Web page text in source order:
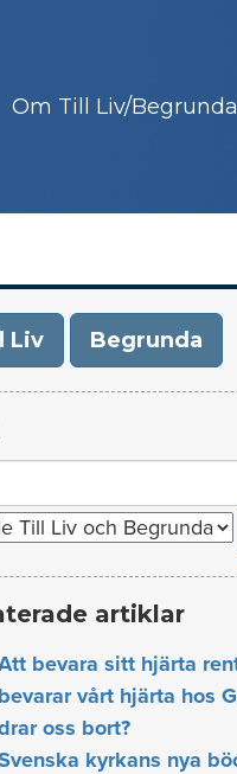
Om Till Liv/Begrunda
Liv Begrunda
artiklar
bevara sitt hjärta
bevarar vårt hjärta hos
oss bort?
kyrkans nya